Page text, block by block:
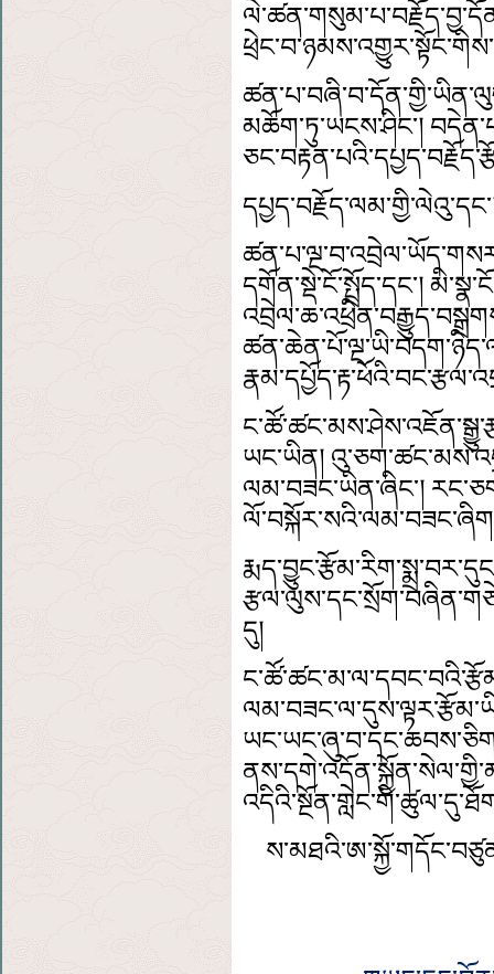
མཆོག་ཏུ་ཡངས་ཤིང་།
དགོན་སྡེ་ངོ་སྤྲོད་དང་།
ཡང་ཡིན།
ལམ་བཟང་ཡིན་ཞིང་།
དུ།